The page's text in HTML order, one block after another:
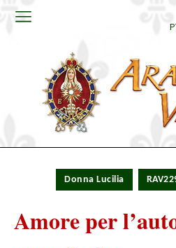
Donna Lucilia
Amore per